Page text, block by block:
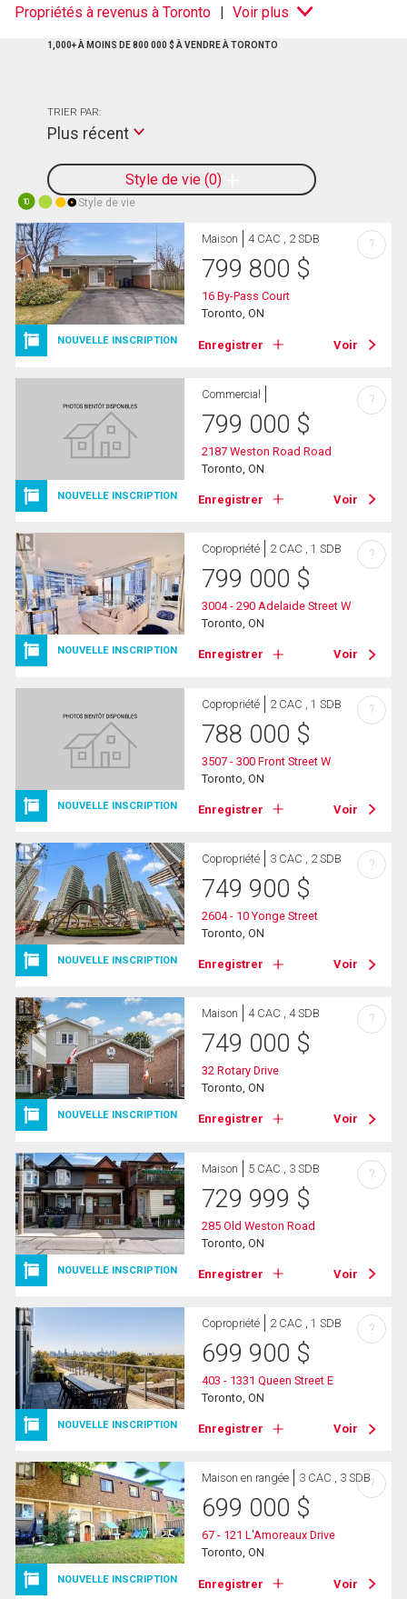
Propriétés à revenus à Toronto
Voir plus
1,000+ À MOINS DE 800 000 $ À VENDRE À TORONTO
Style de vie 0
TRIER PAR:
Plus récent
10 Style de vie
NOUVELLE INSCRIPTION
Maison 4 CAC , 2 SDB
799 800 $
16 By-Pass Court
Toronto, ON
Enregistrer Voir
?
NOUVELLE INSCRIPTION
Commercial
799 000 $
2187 Weston Road Road
Toronto, ON
Enregistrer Voir
?
NOUVELLE INSCRIPTION
Copropriété 2 CAC , 1 SDB
799 000 $
3004 - 290 Adelaide Street W
Toronto, ON
Enregistrer Voir
?
NOUVELLE INSCRIPTION
Copropriété 2 CAC , 1 SDB
788 000 $
3507 - 300 Front Street W
Toronto, ON
Enregistrer Voir
?
NOUVELLE INSCRIPTION
Copropriété 3 CAC , 2 SDB
749 900 $
2604 - 10 Yonge Street
Toronto, ON
Enregistrer Voir
?
NOUVELLE INSCRIPTION
Maison 4 CAC , 4 SDB
749 000 $
32 Rotary Drive
Toronto, ON
Enregistrer Voir
?
NOUVELLE INSCRIPTION
Maison 5 CAC , 3 SDB
729 999 $
285 Old Weston Road
Toronto, ON
Enregistrer Voir
?
NOUVELLE INSCRIPTION
Copropriété 2 CAC , 1 SDB
699 900 $
403 - 1331 Queen Street E
Toronto, ON
Enregistrer Voir
?
NOUVELLE INSCRIPTION
Maison en rangée 3 CAC , 3 SDB
699 000 $
67 - 121 L'Amoreaux Drive
Toronto, ON
Enregistrer Voir
?